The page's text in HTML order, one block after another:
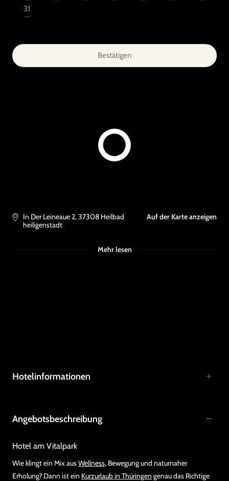
31
---
Bestätigen
In Der Leineaue 2,37308 Heilbad
heiligenstadt
Auf der Karte anzeigen
Mehr lesen
Hotelinformationen
Angebotsbeschreibung
Hotel am Vitalpark
Wie klingt ein Mix ausWellness, Bewegung und naturnaher
Erholung? Dann ist ein Kurzurlaub in Thüringen genau das Richtige